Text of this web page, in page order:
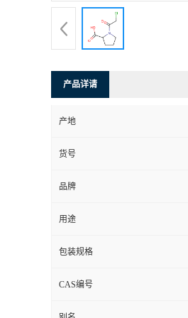
产品详请
产地
货号
品牌
用途
包装规格
CAS编号